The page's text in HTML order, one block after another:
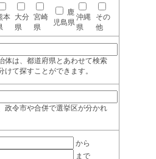
本 大分
県
宮崎
県
鹿
児島県
沖縄
県
その
他
体は、都道府県とあわせて検索
けて探すことができます。
政令市や合併で選挙区が分かれ
から
まで